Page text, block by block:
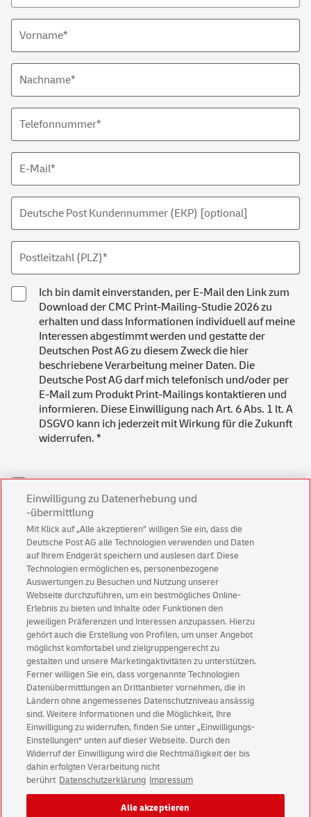
Vorname*
Nachname*
Telefonnummer*
E-Mail*
Deutsche Post Kundennummer (EKP) [optional]
Postleitzahl (PLZ)*
Ich bin damit einverstanden, per E-Mailden Link zum
Download der CMC Print-Mailing-Studie 2026 zu
erhalten und dass Informationen individuell auf meine
Interessen abgestimmt werden und gestatte der
Deutschen Post AG zu diesem Zweck die hier
beschriebene Verarbeitung meiner Daten. Die
Deutsche Post AG darf mich telefonisch und/oder per
E-Mailzum Produkt Print-Mailings kontaktieren und
informieren. Diese Einwilligung nach Art. 6 Abs. 1 lt. A
DSGVO kann ich jederzeit mit Wirkung für die Zukunft
widerrufen. *
Ich interessiere mich für das Produkt Print-Mailings
und möchte dazu telefonisch beraten werden.
* Pflichtfeld, d.h. erforderlich zur Vertragserfüllung. Rechtsgrundlage ist Art. 6
Abs. 1 lit. b DSGVO. Andere Angaben sind freiwillig. Rechtsgrundlage ist Ihre
Einwilligung nach Art. 6 Abs. 1 lit. a DSGVO.
CMC Print-Mailing-Studie anfordern
Kundenservice
Warnung vor gefälschtenE-Mails
Impressum Rechtliche Hinweise
Datenschutz
Einwilligung zu Datenerhebung und
-übermittlung
Mit Klick auf „Alle akzeptieren” willigen Sie ein, dass die
Deutsche Post AG alle Technologien verwenden und Daten
auf Ihrem Endgerät speichern und auslesen darf. Diese
Technologien ermöglichen es, personenbezogene
Auswertungen zu Besuchen und Nutzung unserer
Webseite durchzuführen, um ein bestmögliches Online-
Erlebnis zu bieten und Inhalte oder Funktionen den
jeweiligen Präferenzen und Interessen anzupassen. Hierzu
gehört auch die Erstellung von Profilen, um unser Angebot
möglichst komfortabel und zielgruppengerecht zu
gestalten und unsere Marketingaktivitäten zu unterstützen.
Ferner willigen Sie ein, dass vorgenannte Technologien
Datenübermittlungen an Drittanbieter vornehmen, die in
Ländern ohne angemessenes Datenschutzniveau ansässig
sind. Weitere Informationen und die Möglichkeit, Ihre
Einwilligung zu widerrufen, finden Sie unter „Einwilligungs-
Einstellungen“ unten auf dieser Webseite. Durch den
Widerruf der Einwilligung wird die Rechtmäßigkeit der bis
dahin erfolgten Verarbeitung nicht
berührt Datenschutzerklärung Impressum
Alle akzeptieren